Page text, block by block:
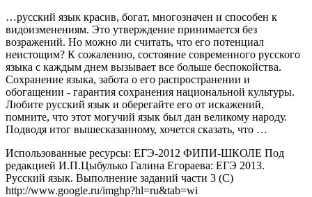
…русский язык красив, богат, многозначен и способен к
видоизменениям. Это утверждение принимается без
возражений. Но можно ли считать, что его потенциал
неистощим? К сожалению, состояние современного русского
языка с каждым днем вызывает все больше беспокойства.
Сохранение языка, забота о его распространении и
обогащении - гарантия сохранения национальной культуры.
Любите русский язык и оберегайте его от искажений,
помните, что этот могучий язык был дан великому народу.
Подводя итог вышесказанному, хочется сказать, что …
Использованные ресурсы: ЕГЭ-2012 ФИПИ-ШКОЛЕ Под
редакцией И.П.Цыбулько Галина Егораева: ЕГЭ 2013.
Русский язык. Выполнение заданий части 3 (С)
http://www.google.ru/imghp?hl=ru&tab=wi